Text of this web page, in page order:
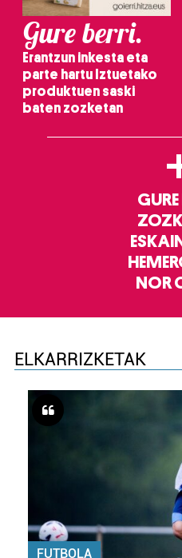
Gure berri.
Erantzun inkesta eta
parte hartu Iztuetako
produktuen saski
baten zozketan
GURE
NOR
ELKARRIZKETAK
FUTBOLA